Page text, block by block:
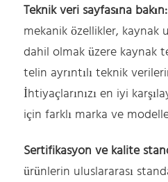
Teknik veri sayfasına bakın:
mekanik özellikler, kaynak
dahil olmak üzere kaynak
telin ayrıntılı teknik
İhtiyaçlarınızı en iyi
için farklı marka ve
Sertifikasyon ve kalite
ürünlerin uluslararası